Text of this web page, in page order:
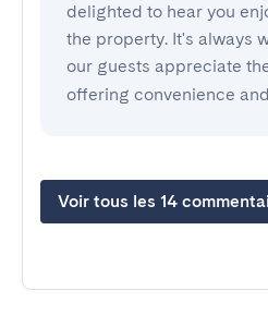
delighted to hear you
the property. It's always
our guests appreciate
offering convenience
Voir tous les 14